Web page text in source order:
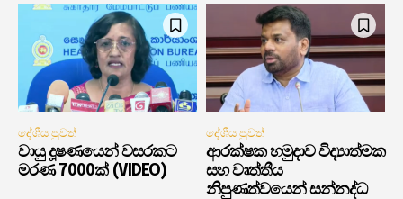
දේශීය පුවත්
වායු දූෂණයෙන් වසරකට
මරණ 7000ක් (VIDEO)
දේශීය පුවත්
ආරක්ෂක හමුදාව විද්‍යාත්මක
සහ වෘත්තීය
නිපුණත්වයෙන් සන්නද්ධ